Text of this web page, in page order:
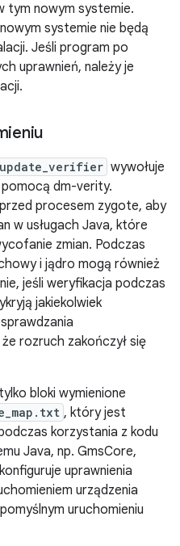
tym nowym systemie.
systemie nie będą
Jeśli program po
uprawnień, należy je
update_verifier wywołuje
dm-verity.
procesem zygote, aby
w usługach Java, które
zmian. Podczas
i jądro mogą również
jeśli weryfikacja podczas
jakiekolwiek
rozruch zakończył się
bloki wymienione
, który jest
korzystania z kodu
Java, np. GmsCore,
uprawnienia
urządzenia
uruchomieniu